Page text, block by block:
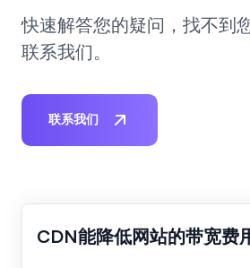
快速解答您的疑问，找不到
联系我们。
联系我们
CDN能降低网站的带宽费